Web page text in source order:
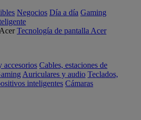
Negocios Día a día Gaming
Tecnología de pantalla Acer
accesorios Cables, estaciones de
Auriculares y audio Teclados,
inteligentes Cámaras